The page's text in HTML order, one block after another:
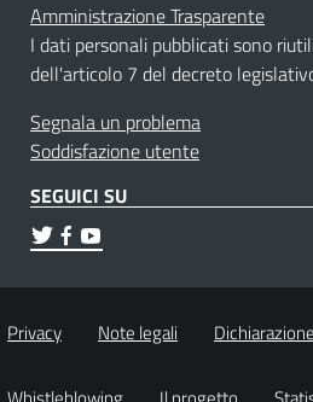
Amministrazione Trasparente
I dati personali pubblicati sono
dell'articolo 7 del decreto
Segnala un problema
Soddisfazione utente
SEGUICI SU
Privacy Note legali